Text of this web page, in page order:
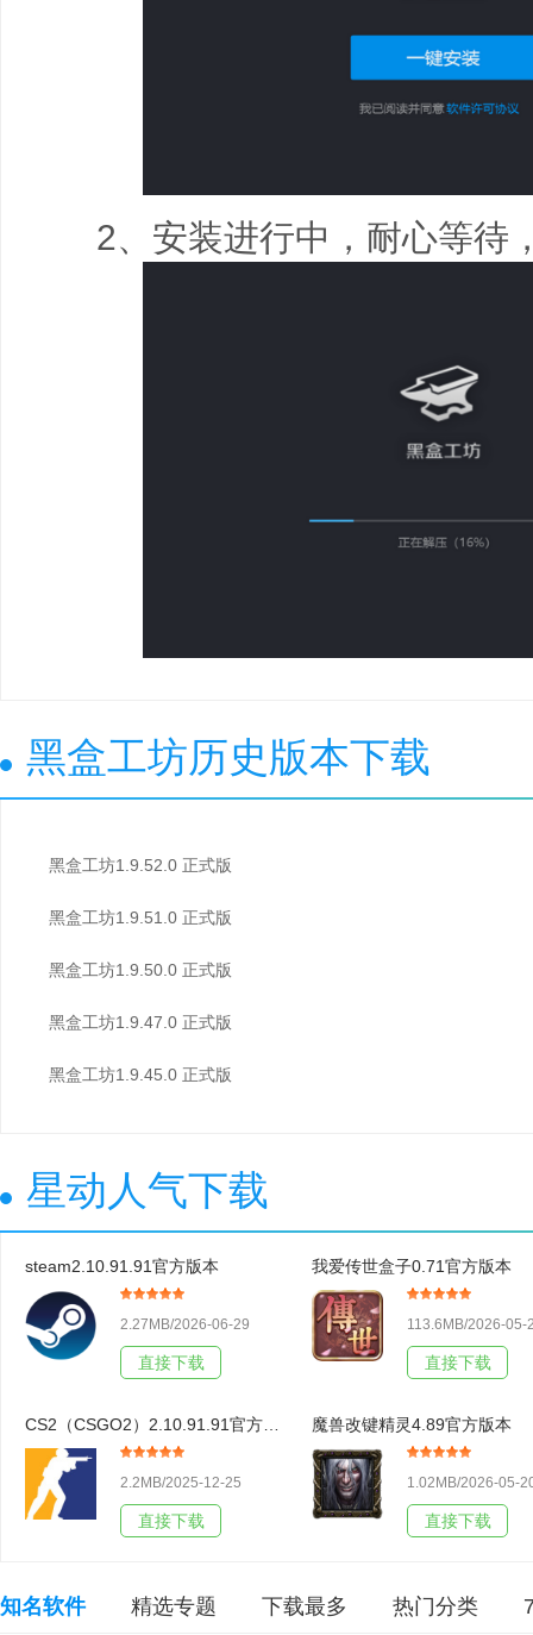
2、安装进行中，耐心等待
黑盒工坊历史版本下载
黑盒工坊1.9.52.0 正式版
黑盒工坊1.9.51.0 正式版
黑盒工坊1.9.50.0 正式版
黑盒工坊1.9.47.0 正式版
黑盒工坊1.9.45.0 正式版
星动人气下载
steam2.10.91.91官方版本
2.27MB/2026-06-29
直接下载
我爱传世盒子0.71官方版本
113.6MB/2026-05-
直接下载
2.2MB/2025-12-25
直接下载
魔兽改键精灵4.89官方版本
1.02MB/2026-05-
直接下载
知名软件 精选专题 下载最多 热门分类